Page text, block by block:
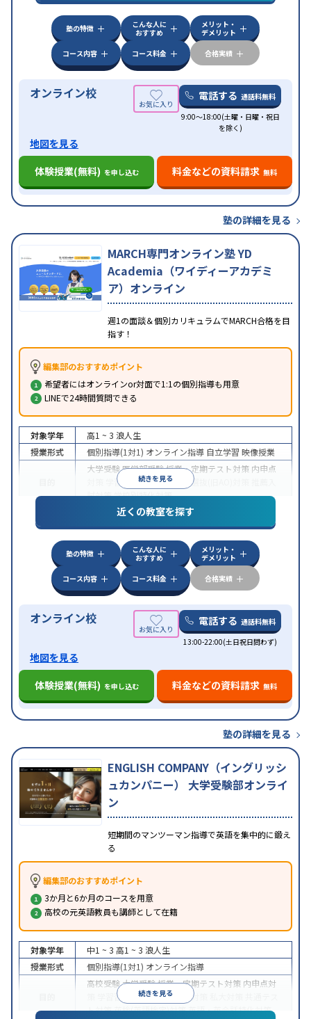
塾の特徴
こんな人に
おすすめ
メリット・
デメリット
コース内容
コース料金 合格実績
オンライン校 電話する 通話料無料
9:00～18:00(土曜・日曜・祝日
を除く)
地図を見る
体験授業(無料) を申し込む 料金などの資料請求 無料
塾の詳細を見る
MARCH専門オンライン塾 YD
Academia（ワイディーアカデミ
ア）オンライン
週1の面談＆個別カリキュラムでMARCH合格を目
指す！
編集部のおすすめポイント
希望者にはオンラインor対面で1:1の個別指導も用意
LINEで24時間質問できる
続きを見る
対象学年 高1 ~ 3 浪人生
授業形式
個別指導(1対1) オンライン指導 自立学習 映像授業
大学受験医学部受験授業・定期テスト対策 内申点
学習習慣の定着 総合型選抜(旧AO)対策
試対策学校別特化対策
特徴
中高一貫校生に対応授業の振替可能
学習にPC・タブレットを利用オンライン対応1
科目から受講可能
近くの教室を探す
塾の特徴
こんな人に
おすすめ
メリット・
デメリット
コース内容
コース料金 合格実績
オンライン校 電話する 通話料無料
13:00-22:00(土日祝日問わず)
地図を見る
体験授業(無料) を申し込む 料金などの資料請求 無料
塾の詳細を見る
ENGLISH COMPANY（イングリッシ
ュカンパニー） 大学受験部オンライ
ン
短期間のマンツーマン指導で英語を集中的に鍛え
る
編集部のおすすめポイント
3か月と6か月のコースを用意
高校の元英語教員も講師として在籍
続きを見る
対象学年 中1 ~ 3 高1 ~ 3 浪人生
授業形式
個別指導(1対1) オンライン指導
高校受験大学受験授業・定期テスト対策 内申点対
学習習慣の定着国公立大対策
ト対策英検(英語検定)対策英語・英会話特化対策